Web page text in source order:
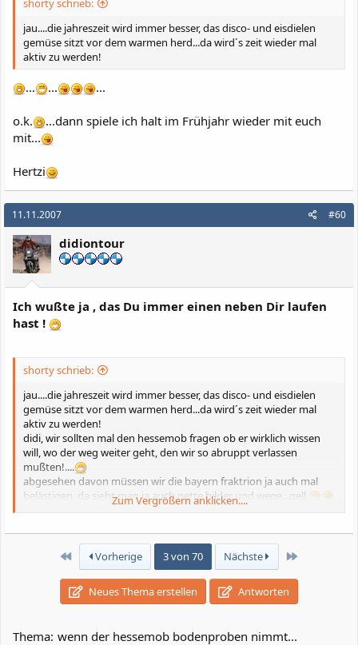
shorty schrieb:
jau....die jahreszeit wird immer besser, das disco- und eisdielen
gemüse sitzt vor dem warmen herd...da wird´s zeit wieder mal
aktiv zu werden!
... ... ...
o.k.
...dann spiele ich halt im Frühjahr wieder mit euch
mit...
Hertzi
11.11.2007 #60
didiontour
Ich wußte ja , das Du immer einen neben Dir laufen
hast !
shorty schrieb:
jau....die jahreszeit wird immer besser, das disco- und eisdielen
gemüse sitzt vor dem warmen herd...da wird´s zeit wieder mal
aktiv zu werden!
didi, wir sollten mal den hessemob fragen ob er wirklich wissen
will, wo der weg weiter geht, den wir so abruppt verlassen
mußten!....
abgesehen davon müssen wir die bayern fraktrion ja auch mal
belästigen, da sieht man ja auch nette bilder und wege...gell
werd´ich das fürchten schon beibringen..
grüße an alle !
Zum Vergrößern anklicken....
ErsteVorherige 3 von 70 Nächste Letzte
Neues Thema erstellen Antworten
Thema: wenn der hessemob bodenproben nimmt...